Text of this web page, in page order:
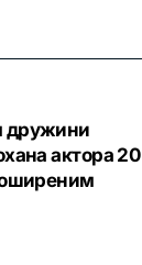
дружини
актора 20